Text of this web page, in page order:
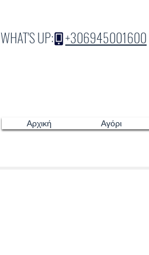
WHAT'S UP:+306945001600
Αρχική Αγόρι